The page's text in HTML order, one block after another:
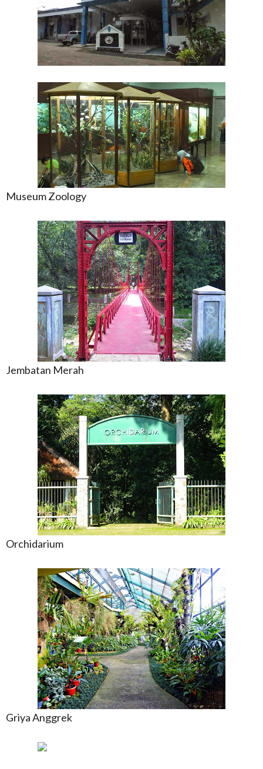
Museum Zoology
Jembatan Merah
Orchidarium
Griya Anggrek